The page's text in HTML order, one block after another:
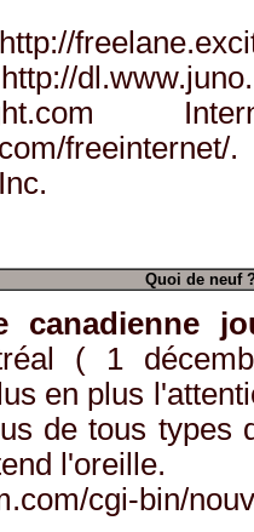
Quoi de neuf
canadienne
( 1
en plus
de tous types
l'oreille.
cgi-bin/